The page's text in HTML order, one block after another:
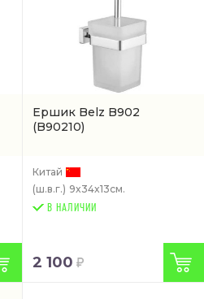
Ершик Belz B902
(B90210)
Китай
(ш.в.г.) 9x34x13см.
В НАЛИЧИИ
2 100